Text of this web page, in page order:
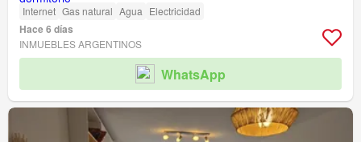
Internet Gas natural Agua Electricidad
Hace 6 días
INMUEBLES ARGENTINOS
WhatsApp